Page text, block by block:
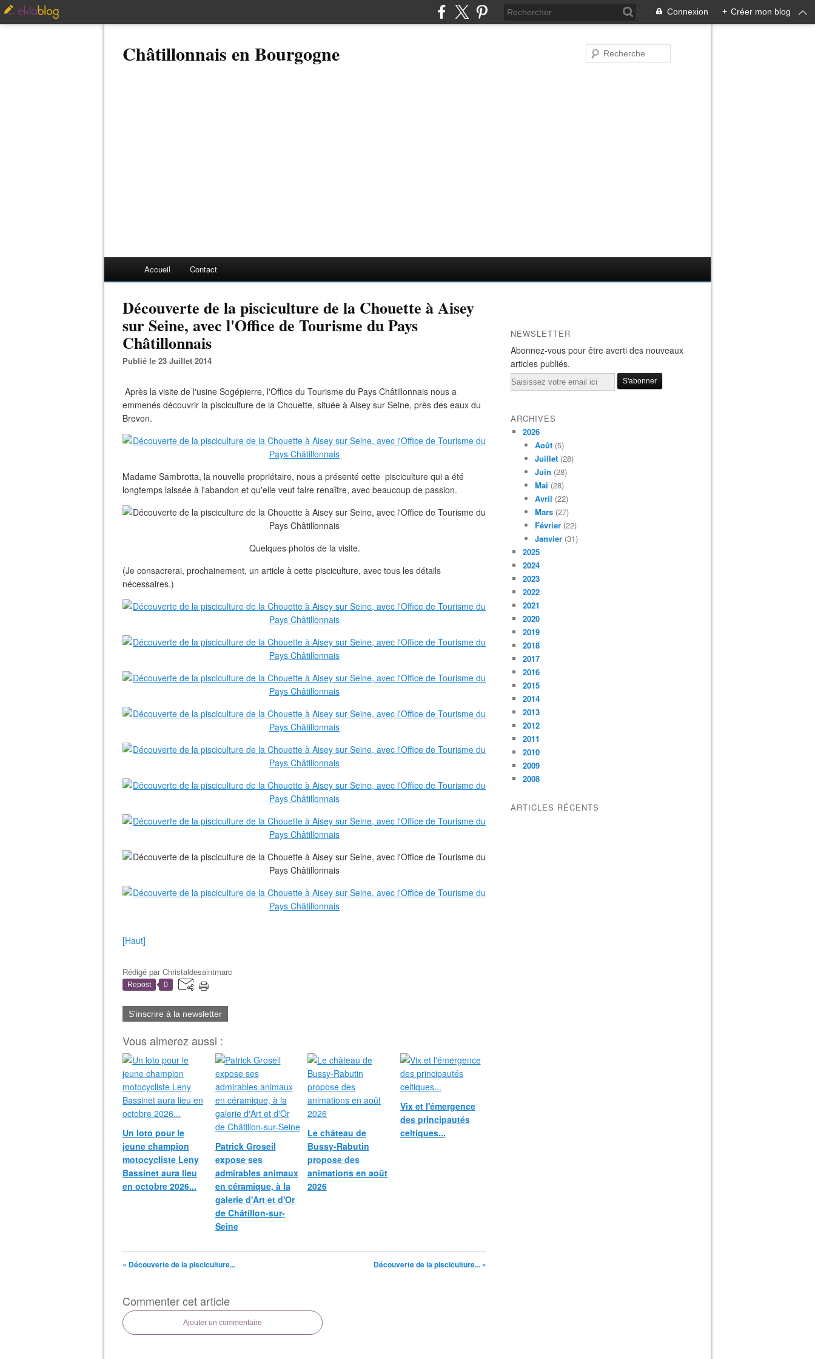
Connexion + Créer mon blog
Châtillonnais en Bourgogne
Accueil Contact
Découverte de la pisciculture de la Chouette à Aisey
sur Seine, avec l'Office de Tourisme du Pays
Châtillonnais
Publié le 23 Juillet 2014
Après la visite de l'usine Sogépierre, l'Office du Tourisme du Pays Châtillonnais nous a
emmenés découvrir la pisciculture de la Chouette, située à Aisey sur Seine, près des eaux du
Brevon.
Madame Sambrotta, la nouvelle propriétaire, nous a présenté cette pisciculture qui a été
longtemps laissée à l'abandon et qu'elle veut faire renaître, avec beaucoup de passion.
Quelques photos de la visite.
(Je consacrerai, prochainement, un article à cette pisciculture, avec tous les détails
nécessaires.)
[Haut]
Rédigé parChristaldesaintmarc
Repost 0
S'inscrire à la newsletter
Vous aimerez aussi :
Un loto pour le
jeune champion
motocycliste Leny
Bassinet aura lieu
en octobre 2026...
Patrick Groseil
expose ses
admirables animaux
en céramique, à la
galerie d'Art et d'Or
de Châtillon-sur-
Seine
Le château de
Bussy-Rabutin
propose des
animations en août
2026
Vix et l'émergence
des principautés
celtiques...
« Découverte de la pisciculture... Découverte de la pisciculture... »
Commenter cet article
Ajouter un commentaire
NEWSLETTER
Abonnez-vous pour être averti des nouveaux
articles publiés.
Email
ARCHIVES
2026
Août (5)
Juillet (28)
Juin (28)
Mai (28)
Avril (22)
Mars (27)
Février (22)
Janvier (31)
2025
2024
2023
2022
2021
2020
2019
2018
2017
2016
2015
2014
2013
2012
2011
2010
2009
2008
ARTICLES RÉCENTS